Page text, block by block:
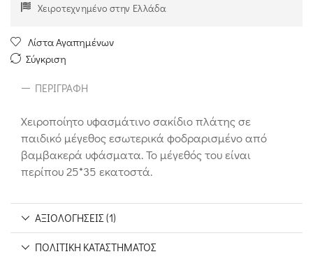
Χειροτεχνημένο στην Ελλάδα
Λίστα Αγαπημένων
Σύγκριση
ΠΕΡΙΓΡΑΦΉ
Χειροποίητο υφασμάτινο σακίδιο πλάτης σε
παιδικό μέγεθος εσωτερικά φοδραρισμένο από
βαμβακερά υφάσματα. Το μέγεθός του είναι
περίπου 25*35 εκατοστά.
ΑΞΙΟΛΟΓΉΣΕΙΣ (1)
ΠΟΛΙΤΙΚΉ ΚΑΤΑΣΤΉΜΑΤΟΣ